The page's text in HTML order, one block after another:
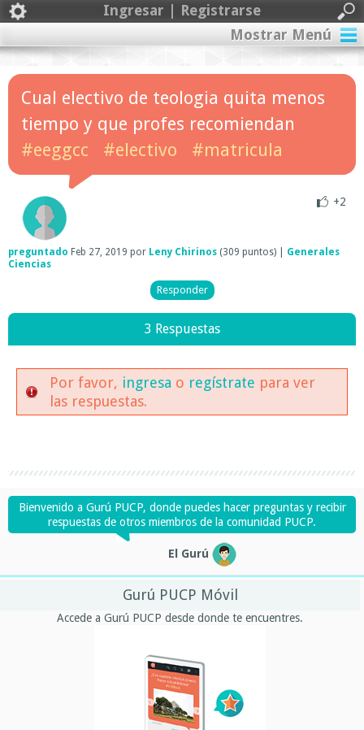
Ingresar | Registrarse
Mostrar Menú
Cual electivo de teologia quita menos
tiempo y que profes recomiendan
#eeggcc
#electivo #matricula
+2
preguntado Feb 27, 2019 por Leny Chirinos (309 puntos)
Generales
Ciencias
3 Respuestas
Por favor, ingresa o regístrate para ver
las respuestas.
Bienvenido a Gurú PUCP, donde puedes hacer preguntas y recibir
respuestas de otros miembros de la comunidad PUCP.
El Gurú
Gurú PUCP Móvil
Accede a Gurú PUCP desde donde te encuentres.